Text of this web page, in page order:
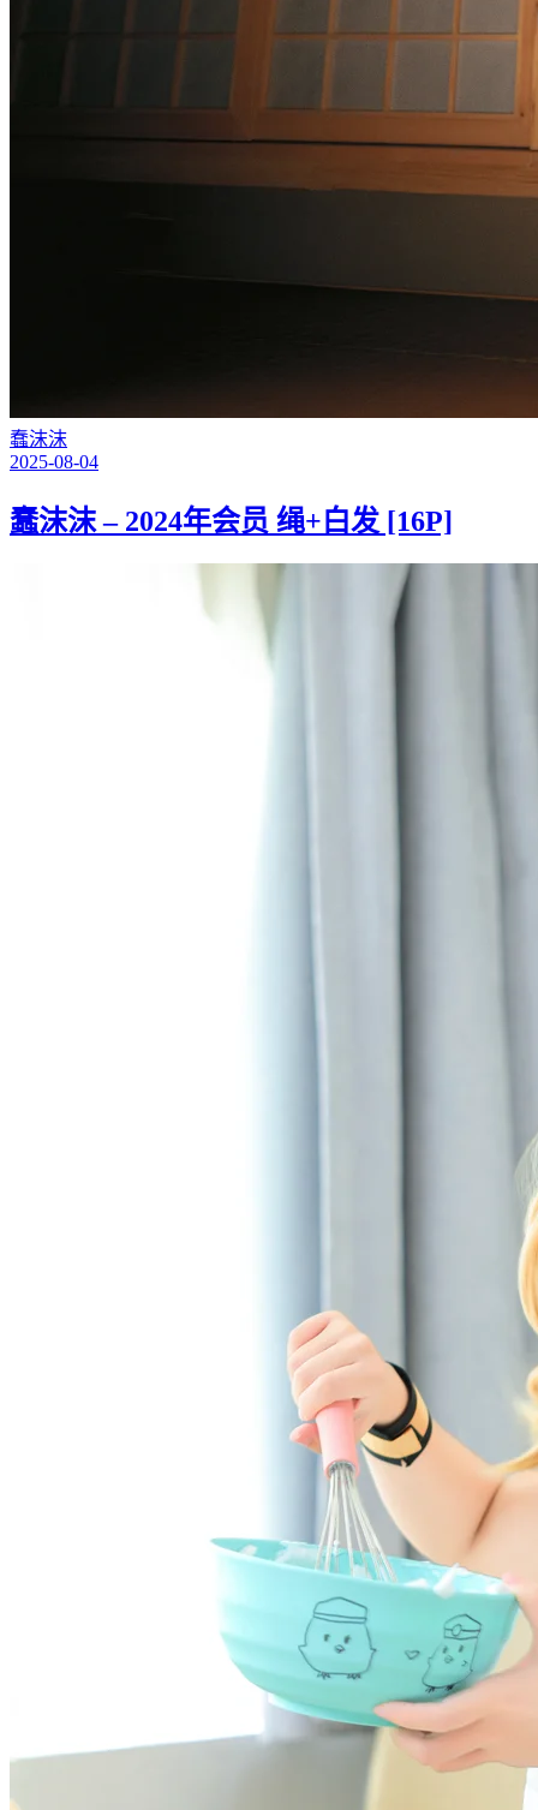
蠢沫沫
2025-08-04
蠢沫沫 – 2024年会员 绳+白发 [16P]